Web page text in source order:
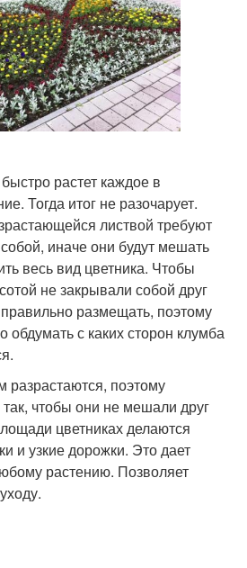
растет каждое в
Тогда итог не разочарует.
листвой требуют
иначе они будут мешать
весь вид цветника. Чтобы
не закрывали собой друг
размещать, поэтому
обдумать с каких сторон клумба
разрастаются, поэтому
чтобы они не мешали друг
цветниках делаются
и узкие дорожки. Это дает
растению. Позволяет